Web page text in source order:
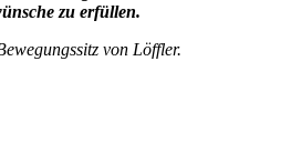
zu erfüllen.
von Löffler.